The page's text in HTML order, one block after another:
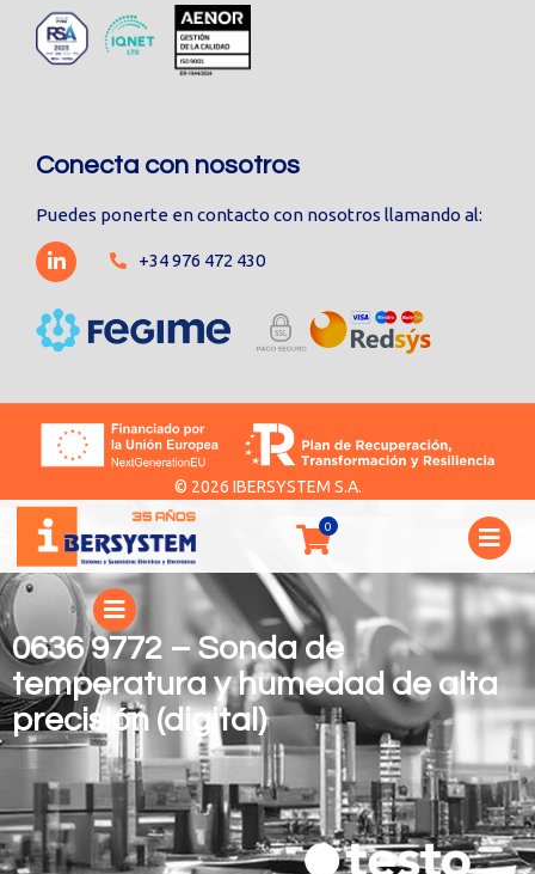
0636 9772 – Sonda de
temperatura y humedad de alta
precisión (digital)
Conecta con nosotros
Puedes ponerte en contacto con nosotros llamando al:
+34 976 472 430
© 2026 IBERSYSTEM S.A.